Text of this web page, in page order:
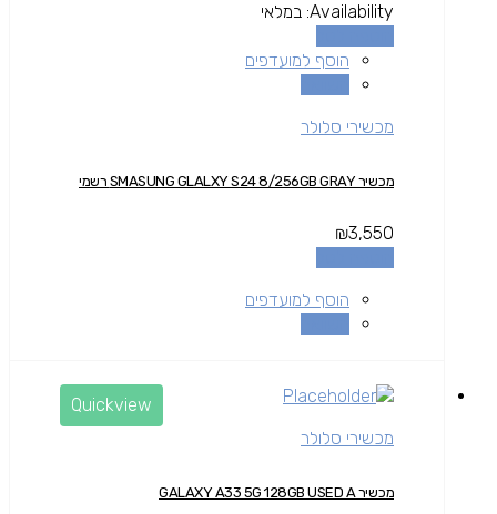
Availability: במלאי
הוסף למועדפים
מכשירי סלולר
מכשיר SMASUNG GLALXY S24 8/256GB GRAY רשמי
₪3,550
הוסף למועדפים
Quickview
מכשירי סלולר
מכשיר GALAXY A33 5G 128GB USED A